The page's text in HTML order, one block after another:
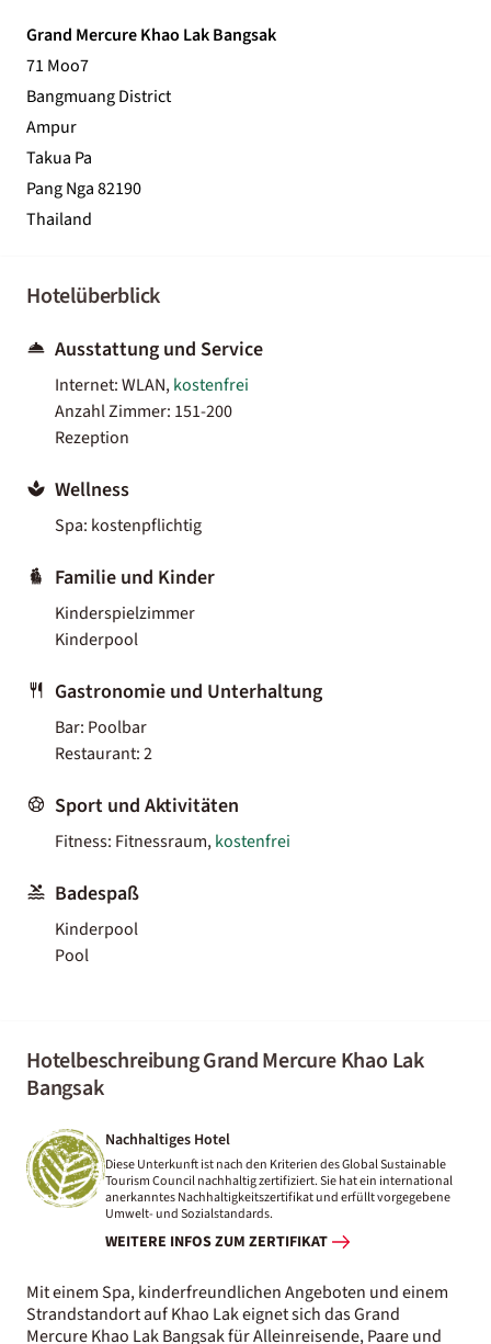
Grand Mercure Khao Lak Bangsak
71 Moo7
Bangmuang District
Ampur
Takua Pa
Pang Nga 82190
Thailand
Hotelüberblick
Ausstattung und Service
Internet: WLAN,kostenfrei
Anzahl Zimmer: 151-200
Rezeption
Wellness
Spa: kostenpflichtig
Familie und Kinder
Kinderspielzimmer
Kinderpool
Gastronomie und Unterhaltung
Bar: Poolbar
Restaurant: 2
Sport und Aktivitäten
Fitness: Fitnessraum,kostenfrei
Badespaß
Kinderpool
Pool
Hotelbeschreibung Grand Mercure Khao Lak
Bangsak
Nachhaltiges Hotel
Diese Unterkunft ist nach den Kriterien des Global Sustainable
Tourism Council nachhaltig zertifiziert. Sie hat ein international
anerkanntes Nachhaltigkeitszertifikat und erfüllt vorgegebene
Umwelt- und Sozialstandards.
WEITERE INFOS ZUM ZERTIFIKAT
Mit einem Spa, kinderfreundlichen Angeboten und einem
Strandstandort auf Khao Lak eignet sich das Grand
Mercure Khao Lak Bangsak für Alleinreisende, Paare und